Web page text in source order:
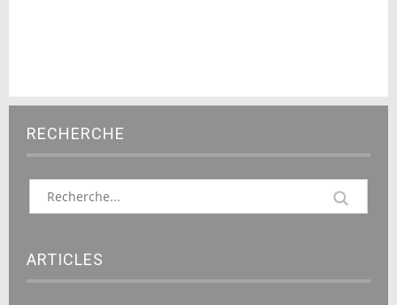
RECHERCHE
ARTICLES